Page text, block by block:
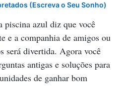
(Escreva o Seu Sonho)
piscina azul diz que você
e a companhia de amigos ou
será divertida. Agora você
antigas e soluções para
de ganhar bom